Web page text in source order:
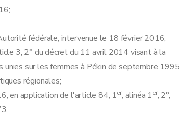
fédérale, intervenue le 18 février 2016;
3, 2° du décret du 11 avril 2014 visant à la
sur les femmes à Pékin de septembre 1995
régionales;
en application de l'article 84, 1er, alinéa 1er, 2°,